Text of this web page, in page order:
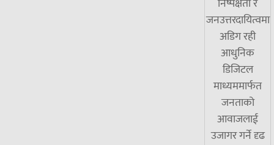
निष्पक्षता र
जनउत्तरदायित्वमा
अडिग रही
आधुनिक
डिजिटल
माध्यममार्फत
जनताको
आवाजलाई
उजागर गर्ने दृढ